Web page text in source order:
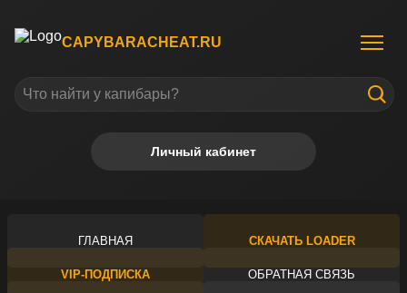
CAPYBARACHEAT.RU
Личный кабинет
ГЛАВНАЯ СКАЧАТЬ LOADER
VIP-ПОДПИСКА ОБРАТНАЯ СВЯЗЬ